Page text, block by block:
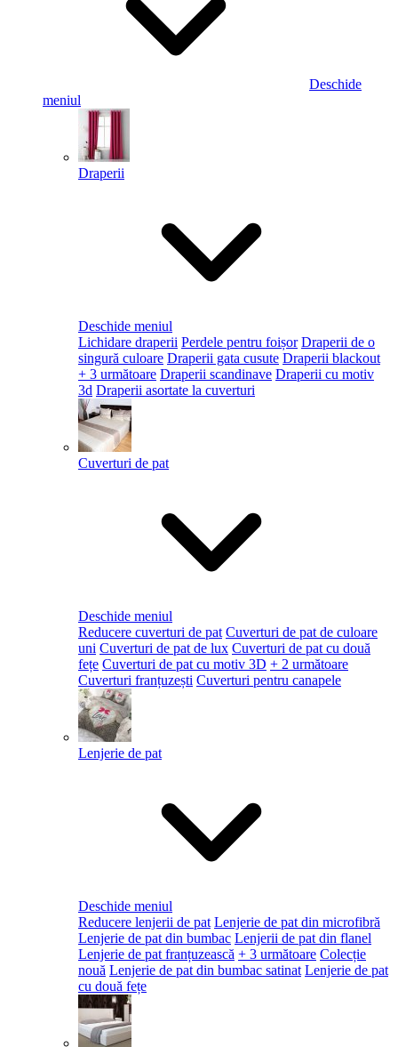
Deschide
meniul
Draperii
Deschide meniul
Lichidare draperii Perdele pentru foișor Draperii de o
singură culoare Draperii gata cusute Draperii blackout
+ 3 următoare Draperii scandinave Draperii cu motiv
3d Draperii asortate la cuverturi
Cuverturi de pat
Deschide meniul
Reducere cuverturi de pat Cuverturi de pat de culoare
uni Cuverturi de pat de lux Cuverturi de pat cu două
fețe Cuverturi de pat cu motiv 3D + 2 următoare
Cuverturi franțuzești Cuverturi pentru canapele
Lenjerie de pat
Deschide meniul
Reducere lenjerii de pat Lenjerie de pat din microfibră
Lenjerie de pat din bumbac Lenjerii de pat din flanel
Lenjerie de pat franțuzească + 3 următoare Colecție
nouă Lenjerie de pat din bumbac satinat Lenjerie de pat
cu două fețe